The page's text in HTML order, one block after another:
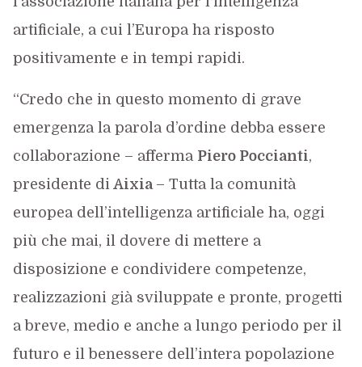
artificiale, a cui l’Europa ha risposto
positivamente e in tempi rapidi.
“Credo che in questo momento di grave
emergenza la parola d’ordine debba essere
collaborazione – afferma Piero Poccianti,
presidente di Aixia – Tutta la comunità
europea dell’intelligenza artificiale ha, oggi
più che mai, il dovere di mettere a
disposizione e condividere competenze,
realizzazioni già sviluppate e pronte, progetti
a breve, medio e anche a lungo periodo per il
futuro e il benessere dell’intera popolazione